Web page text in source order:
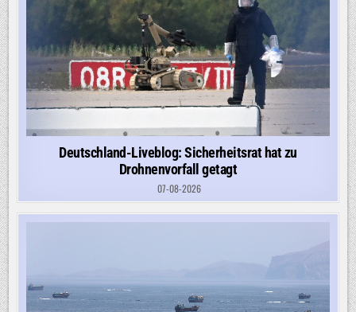
Deutschland-Liveblog: Sicherheitsrat hat zu
Drohnenvorfall getagt
07-08-2026